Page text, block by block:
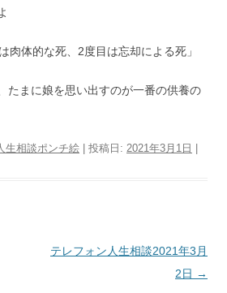
肉体的な死、2度目は忘却による死」
たまに娘を思い出すのが一番の供養の
生相談ポンチ絵 | 投稿日: 2021年3月1日
テレフォン人生相談2021年3月
2日 →